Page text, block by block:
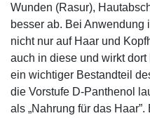
Wunden (Rasur),
besser ab. Bei
nicht nur auf Haar und
auch in diese und wirkt
ein wichtiger Bestandteil
die Vorstufe D-Panthenol
als „Nahrung für das